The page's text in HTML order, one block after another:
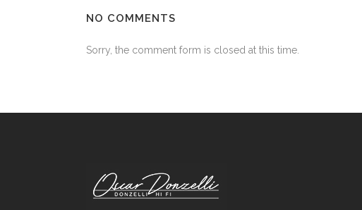
NO COMMENTS
Sorry, the comment form is closed at this time.